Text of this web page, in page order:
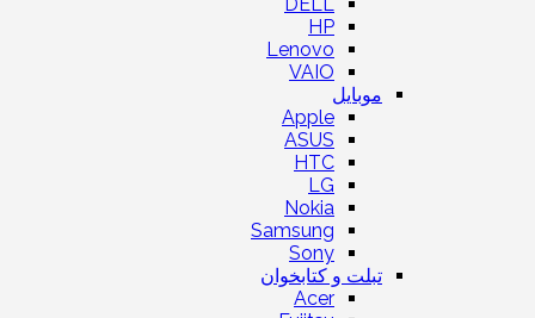
HP
Lenovo
VAIO
موبایل
Apple
ASUS
HTC
LG
Nokia
Samsung
Sony
تبلت و کتابخوان
Acer